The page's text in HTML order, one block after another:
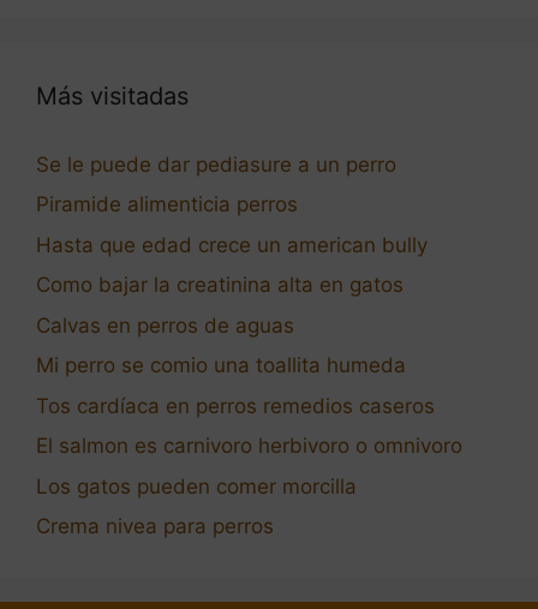
Más visitadas
Se le puede dar pediasure a un perro
Piramide alimenticia perros
Hasta que edad crece un american bully
Como bajar la creatinina alta en gatos
Calvas en perros de aguas
Mi perro se comio una toallita humeda
Tos cardíaca en perros remedios caseros
El salmon es carnivoro herbivoro o omnivoro
Los gatos pueden comer morcilla
Crema nivea para perros